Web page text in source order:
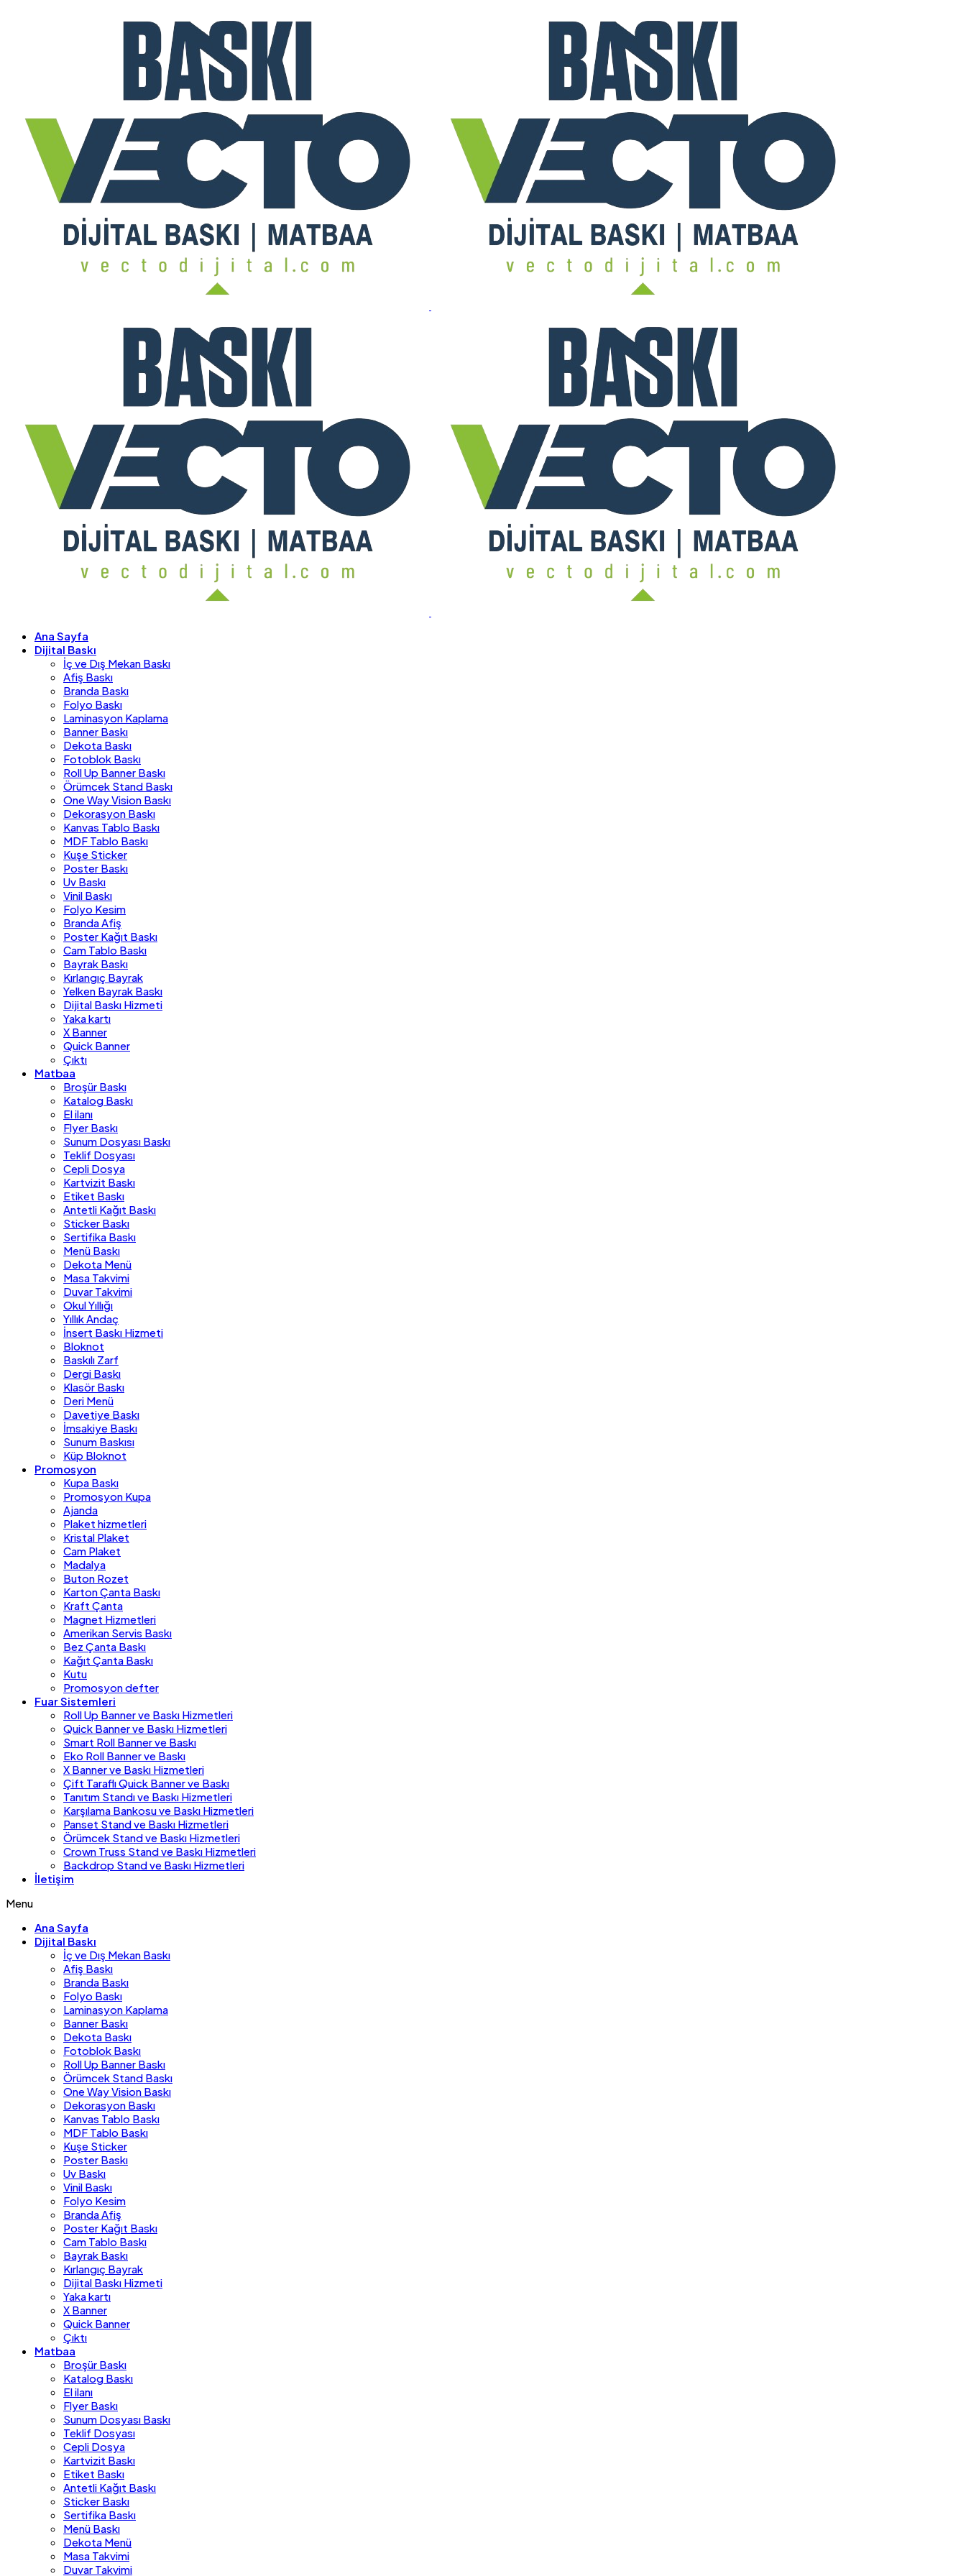
Ana Sayfa
Dijital Baskı
İç ve Dış Mekan Baskı
Afiş Baskı
Branda Baskı
Folyo Baskı
Laminasyon Kaplama
Banner Baskı
Dekota Baskı
Fotoblok Baskı
Roll Up Banner Baskı
Örümcek Stand Baskı
One Way Vision Baskı
Dekorasyon Baskı
Kanvas Tablo Baskı
MDF Tablo Baskı
Kuşe Sticker
Poster Baskı
Uv Baskı
Vinil Baskı
Folyo Kesim
Branda Afiş
Poster Kağıt Baskı
Cam Tablo Baskı
Bayrak Baskı
Kırlangıç Bayrak
Yelken Bayrak Baskı
Dijital Baskı Hizmeti
Yaka kartı
X Banner
Quick Banner
Çıktı
Matbaa
Broşür Baskı
Katalog Baskı
El ilanı
Flyer Baskı
Sunum Dosyası Baskı
Teklif Dosyası
Cepli Dosya
Kartvizit Baskı
Etiket Baskı
Antetli Kağıt Baskı
Sticker Baskı
Sertifika Baskı
Menü Baskı
Dekota Menü
Masa Takvimi
Duvar Takvimi
Okul Yıllığı
Yıllık Andaç
İnsert Baskı Hizmeti
Bloknot
Baskılı Zarf
Dergi Baskı
Klasör Baskı
Deri Menü
Davetiye Baskı
İmsakiye Baskı
Sunum Baskısı
Küp Bloknot
Promosyon
Kupa Baskı
Promosyon Kupa
Ajanda
Plaket hizmetleri
Kristal Plaket
Cam Plaket
Madalya
Buton Rozet
Karton Çanta Baskı
Kraft Çanta
Magnet Hizmetleri
Amerikan Servis Baskı
Bez Çanta Baskı
Kağıt Çanta Baskı
Kutu
Promosyon defter
Fuar Sistemleri
Roll Up Banner ve Baskı Hizmetleri
Quick Banner ve Baskı Hizmetleri
Smart Roll Banner ve Baskı
Eko Roll Banner ve Baskı
X Banner ve Baskı Hizmetleri
Çift Taraflı Quick Banner ve Baskı
Tanıtım Standı ve Baskı Hizmetleri
Karşılama Bankosu ve Baskı Hizmetleri
Panset Stand ve Baskı Hizmetleri
Örümcek Stand ve Baskı Hizmetleri
Crown Truss Stand ve Baskı Hizmetleri
Backdrop Stand ve Baskı Hizmetleri
İletişim
Menu
Ana Sayfa
Dijital Baskı
İç ve Dış Mekan Baskı
Afiş Baskı
Branda Baskı
Folyo Baskı
Laminasyon Kaplama
Banner Baskı
Dekota Baskı
Fotoblok Baskı
Roll Up Banner Baskı
Örümcek Stand Baskı
One Way Vision Baskı
Dekorasyon Baskı
Kanvas Tablo Baskı
MDF Tablo Baskı
Kuşe Sticker
Poster Baskı
Uv Baskı
Vinil Baskı
Folyo Kesim
Branda Afiş
Poster Kağıt Baskı
Cam Tablo Baskı
Bayrak Baskı
Kırlangıç Bayrak
Dijital Baskı Hizmeti
Yaka kartı
X Banner
Quick Banner
Çıktı
Matbaa
Broşür Baskı
Katalog Baskı
El ilanı
Flyer Baskı
Sunum Dosyası Baskı
Teklif Dosyası
Cepli Dosya
Kartvizit Baskı
Etiket Baskı
Antetli Kağıt Baskı
Sticker Baskı
Sertifika Baskı
Menü Baskı
Dekota Menü
Masa Takvimi
Duvar Takvimi